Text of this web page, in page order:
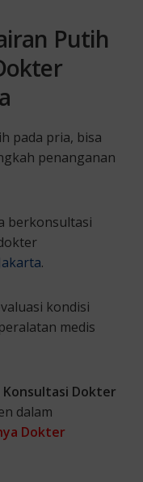
Putih
pada pria, bisa
penanganan
berkonsultasi
.
kondisi
medis
Konsultasi Dokter
dalam
Dokter